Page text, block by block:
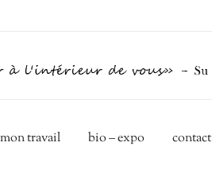
travail bio – expo contact